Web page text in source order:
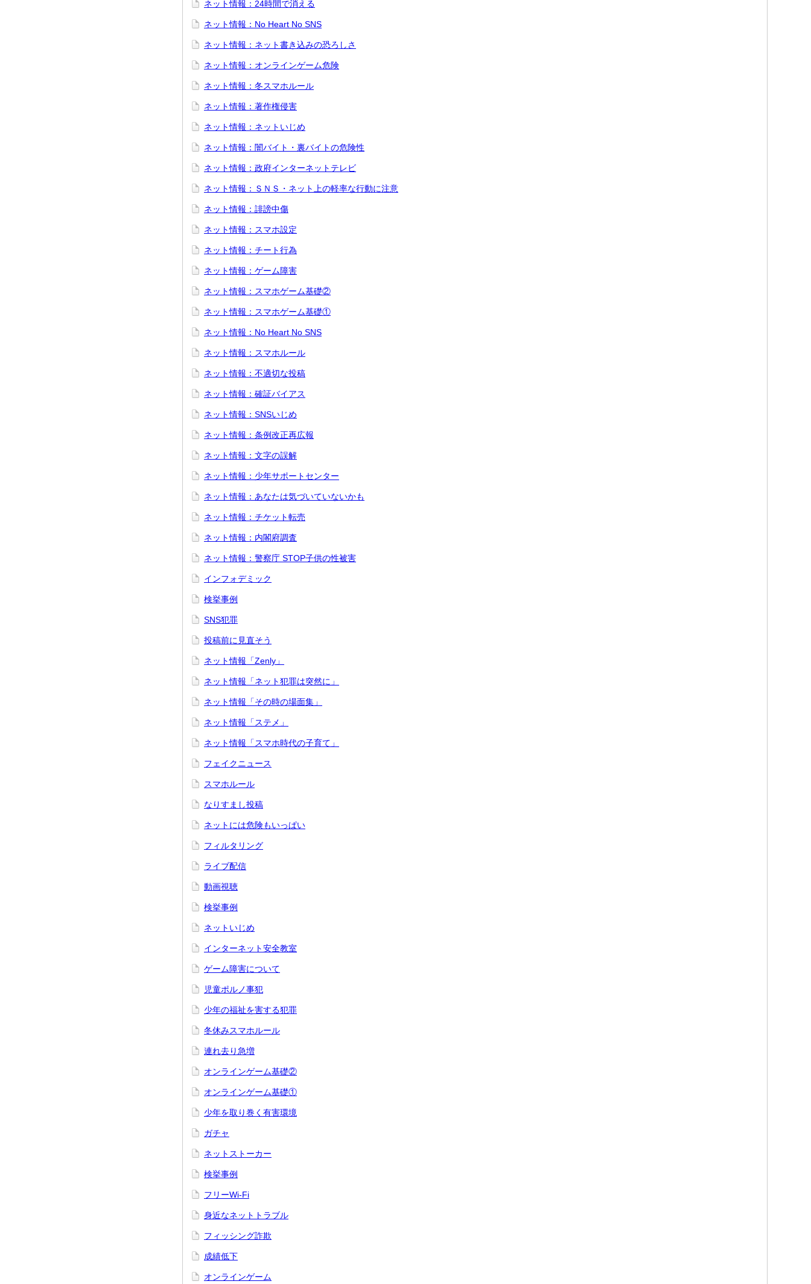
ネット情報：24時間で消える
ネット情報：No Heart No SNS
ネット情報：ネット書き込みの恐ろしさ
ネット情報：オンラインゲーム危険
ネット情報：冬スマホルール
ネット情報：著作権侵害
ネット情報：ネットいじめ
ネット情報：闇バイト・裏バイトの危険性
ネット情報：政府インターネットテレビ
ネット情報：ＳＮＳ・ネット上の軽率な行動に注意
ネット情報：誹謗中傷
ネット情報：スマホ設定
ネット情報：チート行為
ネット情報：ゲーム障害
ネット情報：スマホゲーム基礎②
ネット情報：スマホゲーム基礎①
ネット情報：No Heart No SNS
ネット情報：スマホルール
ネット情報：不適切な投稿
ネット情報：確証バイアス
ネット情報：SNSいじめ
ネット情報：条例改正再広報
ネット情報：文字の誤解
ネット情報：少年サポートセンター
ネット情報：あなたは気づいていないかも
ネット情報：チケット転売
ネット情報：内閣府調査
ネット情報：警察庁 STOP子供の性被害
インフォデミック
検挙事例
SNS犯罪
投稿前に見直そう
ネット情報「Zenly」
ネット情報「ネット犯罪は突然に」
ネット情報「その時の場面集」
ネット情報「ステメ」
ネット情報「スマホ時代の子育て」
フェイクニュース
スマホルール
なりすまし投稿
ネットには危険もいっぱい
フィルタリング
ライブ配信
動画視聴
検挙事例
ネットいじめ
インターネット安全教室
ゲーム障害について
児童ポルノ事犯
少年の福祉を害する犯罪
冬休みスマホルール
連れ去り急増
オンラインゲーム基礎②
オンラインゲーム基礎①
少年を取り巻く有害環境
ガチャ
ネットストーカー
検挙事例
フリーWi-Fi
身近なネットトラブル
フィッシング詐欺
成績低下
オンラインゲーム